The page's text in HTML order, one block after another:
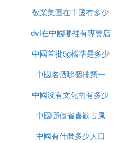
敬業集團在中國有多少
辦事處
dvf在中國哪裡有專賣店
中國首批5g標準是多少
中國名酒哪個排第一
中國沒有文化的有多少
中國哪個省喜歡古風
中國有什麼多少人口